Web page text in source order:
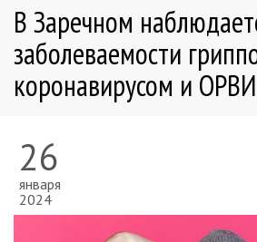
В Заречном
заболеваемости
коронавирусом и ОРВИ
26
января
2024